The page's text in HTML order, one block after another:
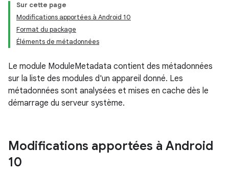
Sur cette page
Modifications apportées à Android 10
Format du package
Éléments de métadonnées
Le module ModuleMetadata contient des métadonnées
sur la liste des modules d'un appareil donné. Les
métadonnées sont analysées et mises en cache dès le
démarrage du serveur système.
Modifications apportées à Android
10